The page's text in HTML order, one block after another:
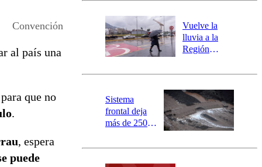
Convención
al país una
que no
.
, espera
puede
río Damas:
activa
mensajería
SAE
Vuelve la
lluvia a la
Región
este es el
la DMC para
este viernes
Sistema
frontal deja
más de 250
y 317